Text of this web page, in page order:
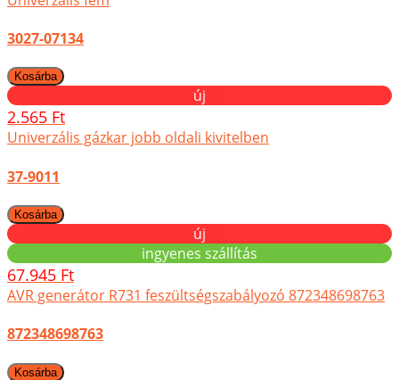
3027-07134
új
2.565 Ft
Univerzális gázkar jobb oldali kivitelben
37-9011
új
ingyenes szállítás
67.945 Ft
AVR generátor R731 feszültségszabályozó 872348698763
872348698763